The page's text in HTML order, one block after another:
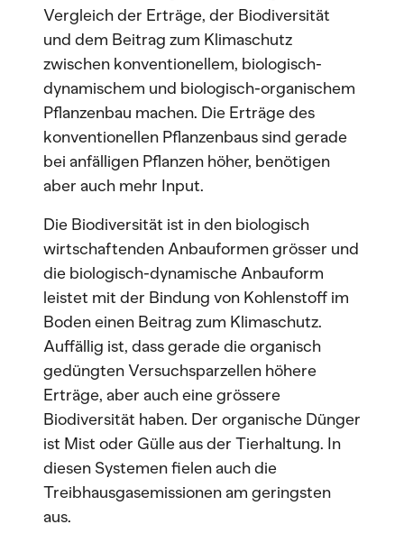
Vergleich der Erträge, der Biodiversität
und dem Beitrag zum Klimaschutz
zwischen konventionellem, biologisch-
dynamischem und biologisch-organischem
Pflanzenbau machen. Die Erträge des
konventionellen Pflanzenbaus sind gerade
bei anfälligen Pflanzen höher, benötigen
aber auch mehr Input.
Die Biodiversität ist in den biologisch
wirtschaftenden Anbauformen grösser und
die biologisch-dynamische Anbauform
leistet mit der Bindung von Kohlenstoff im
Boden einen Beitrag zum Klimaschutz.
Auffällig ist, dass gerade die organisch
gedüngten Versuchsparzellen höhere
Erträge, aber auch eine grössere
Biodiversität haben. Der organische Dünger
ist Mist oder Gülle aus der Tierhaltung. In
diesen Systemen fielen auch die
Treibhausgasemissionen am geringsten
aus.